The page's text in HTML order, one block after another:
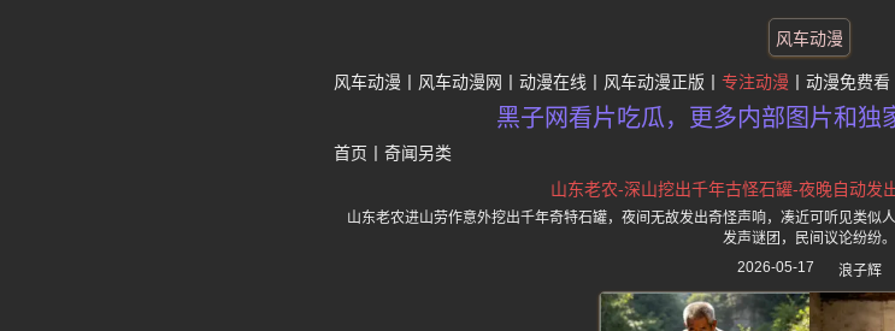
风车动漫
风车动漫 风车动漫网 动漫在线 风车动漫正版 专注动漫 动漫免费看
黑子网看片吃瓜，更多内部图片和独
首页 奇闻另类
山东老农-深山挖出千年古怪石罐-夜晚自动发
山东老农进山劳作意外挖出千年奇特石罐，夜间无故发出奇怪声响，凑近可听见类似
发声谜团，民间议论纷纷。
2026-05-17
浪子辉